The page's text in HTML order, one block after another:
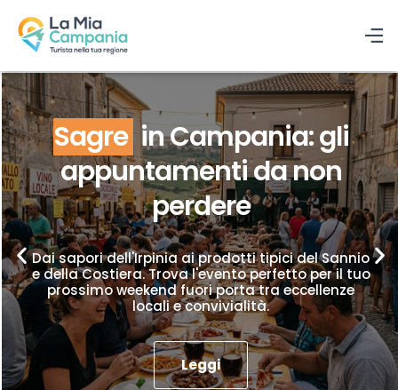
Sagre in Campania: gli
appuntamenti da non
perdere
Dai sapori dell'Irpinia ai prodotti tipici del Sannio
e della Costiera. Trova l'evento perfetto per il tuo
prossimo weekend fuori porta tra eccellenze
locali e convivialità.
Leggi